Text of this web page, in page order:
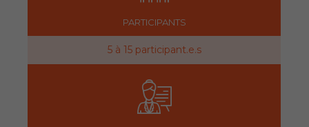
PARTICIPANTS
5 à 15 participant.e.s